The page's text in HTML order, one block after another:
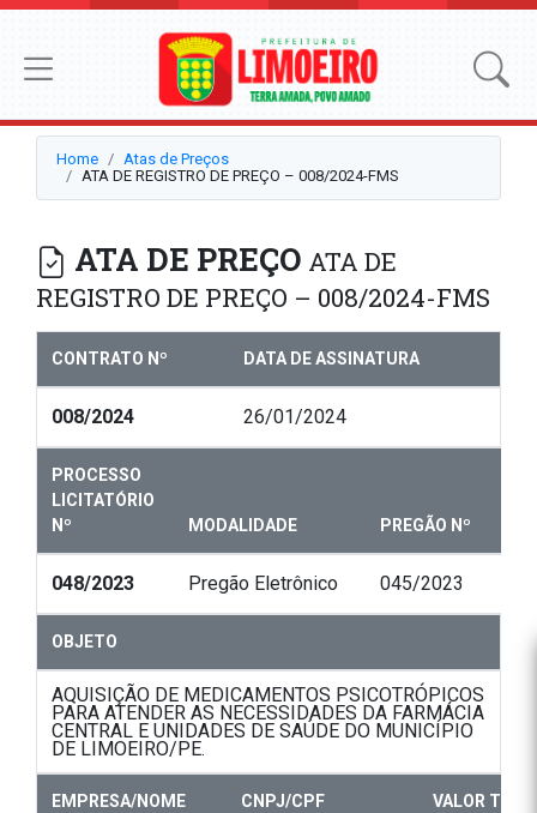
Home
Atas de Preços
ATA DE REGISTRO DE PREÇO – 008/2024-FMS
ATA DE PREÇO ATA DE
REGISTRO DE PREÇO – 008/2024-FMS
CONTRATO Nº DATA DE ASSINATURA
008/2024 26/01/2024
PROCESSO
LICITATÓRIO
Nº
MODALIDADE PREGÃO Nº
048/2023 Pregão Eletrônico 045/2023
OBJETO
AQUISIÇÃO DE MEDICAMENTOS PSICOTRÓPICOS
PARA ATENDER AS NECESSIDADES DA FARMÁCIA
CENTRAL E UNIDADES DE SAÚDE DO MUNICÍPIO
DE LIMOEIRO/PE.
EMPRESA/NOME CNPJ/CPF VALOR